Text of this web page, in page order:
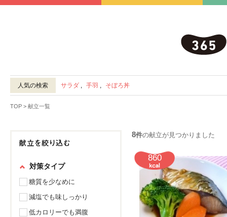
人気の検索 サラダ , 手羽 , そぼろ丼
TOP > 献立一覧
8件の献立が見つかりました
860
対策タイプ
糖質を少なめに
減塩でも味しっかり
低カロリーでも満腹